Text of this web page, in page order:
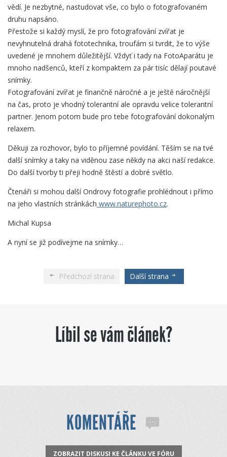
vědí. Je nezbytné, nastudovat vše, co bylo o fotografovaném
druhu napsáno.
Přestože si každý myslí, že pro fotografování zvířat je
nevyhnutelná drahá fototechnika, troufám si tvrdit, že to výše
uvedené je mnohem důležitější. Vždyť i tady na FotoAparátu je
mnoho nadšenců, kteří z kompaktem za pár tisíc dělají poutavé
snímky.
Fotografování zvířat je finančně náročné a je ještě náročnější
na čas, proto je vhodný tolerantní ale opravdu velice tolerantní
partner. Jenom potom bude pro tebe fotografování dokonalým
relaxem.
Děkuji za rozhovor, bylo to příjemné povídání. Těším se na tvé
další snímky a taky na viděnou zase někdy na akci naší redakce.
Do další tvorby ti přeji hodně štěstí a dobré světlo.
Čtenáři si mohou další Ondrovy fotografie prohlédnout i přímo
na jeho vlastních stránkách www.naturephoto.cz.
Michal Kupsa
A nyní se již podívejme na snímky…
Předchozí strana Další strana
Líbil se vám článek?
KOMENTÁŘE
ZOBRAZIT DISKUSI KE ČLÁNKU VE FÓRU